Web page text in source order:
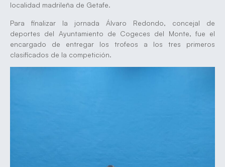
localidad madrileña de Getafe.
Para finalizar la jornada Álvaro Redondo, concejal de
deportes del Ayuntamiento de Cogeces del Monte, fue el
encargado de entregar los trofeos a los tres primeros
clasificados de la competición.